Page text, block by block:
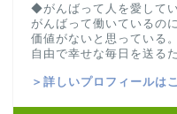
◆がんばって人を愛して
がんばって働いているの
価値がないと思っている
自由で幸せな毎日を送る
＞詳しいプロフィールは